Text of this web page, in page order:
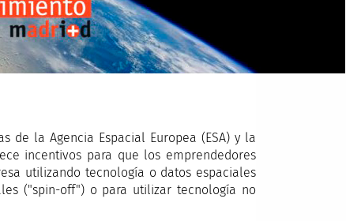
de la Agencia Espacial Europea (ESA) y la
incentivos para que los emprendedores
utilizando tecnología o datos espaciales
("spin-off") o para utilizar tecnología no